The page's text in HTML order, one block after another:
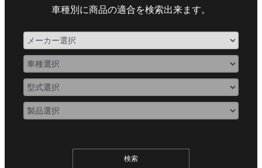
車種別に商品の適合を検索出来ます。